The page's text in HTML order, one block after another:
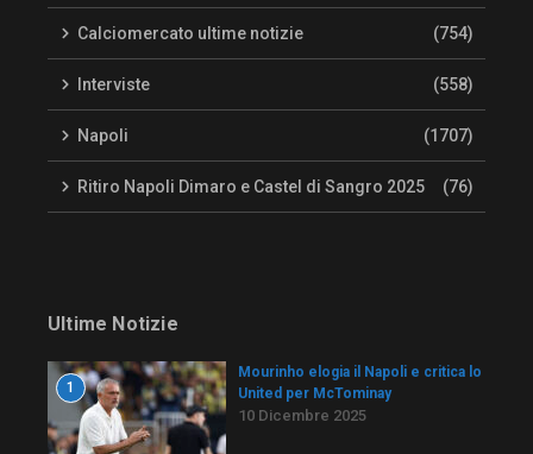
Calciomercato ultime notizie (754)
Interviste (558)
Napoli (1707)
Ritiro Napoli Dimaro e Castel di Sangro 2025 (76)
Ultime Notizie
1
Mourinho elogia il Napoli e critica lo
United per McTominay
10 Dicembre 2025